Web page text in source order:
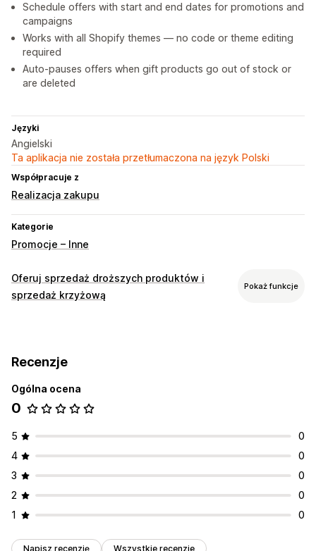
Schedule offers with start and end dates for promotions and
campaigns
Works with all Shopify themes — no code or theme editing
required
Auto-pauses offers when gift products go out of stock or
are deleted
Języki
Angielski
Ta aplikacja nie została przetłumaczona na język Polski
Współpracuje z
Realizacja zakupu
Kategorie
Promocje – Inne
Oferuj sprzedaż droższych produktów i
sprzedaż krzyżową
Pokaż funkcje
Sprzedaż droższych produktów podczas realizacji zakupu
Sprzedaż droższych produktów na stronie produktu
Szuflada koszyka
Reguły niestandardowe
Oferty i rekomendacje
Gratisy
Recenzje
Ogólna ocena
0
5
0
4
0
3
0
2
0
1
0
Napisz recenzję Wszystkie recenzje